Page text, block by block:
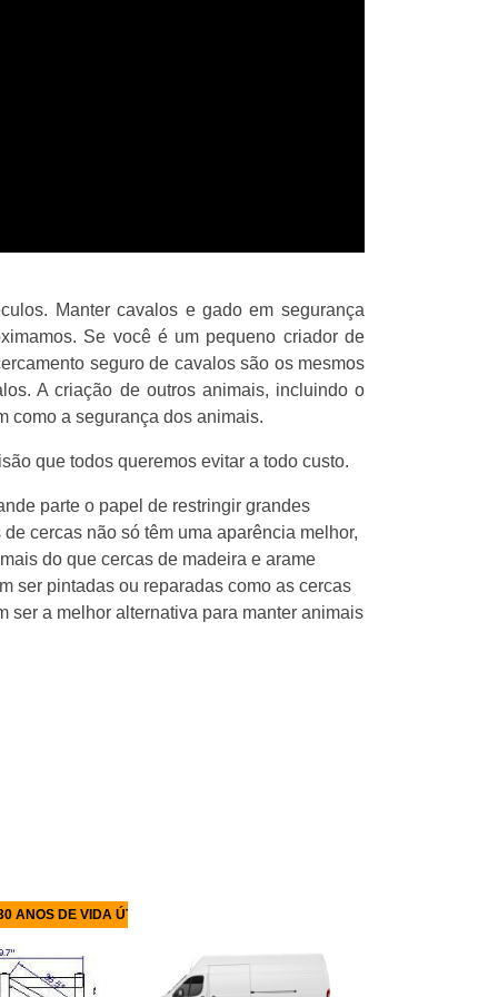
Manter cavalos e gado em segurança
Se você é um pequeno criador de
seguro de cavalos são os mesmos
A criação de outros animais, incluindo o
como a segurança dos animais.
que todos queremos evitar a todo custo.
parte o papel de restringir grandes
cercas não só têm uma aparência melhor,
do que cercas de madeira e arame
ser pintadas ou reparadas como as cercas
ser a melhor alternativa para manter animais
ANOS DE VIDA ÚTIL